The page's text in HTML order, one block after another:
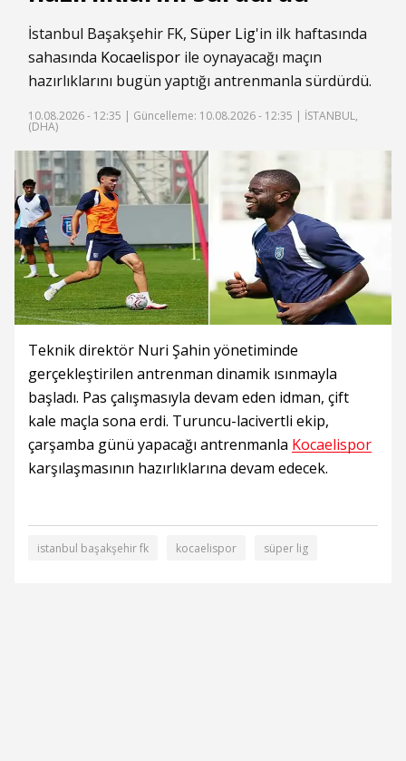
İstanbul Başakşehir FK, Süper Lig'in ilk haftasında
sahasında Kocaelispor ile oynayacağı maçın
hazırlıklarını bugün yaptığı antrenmanla sürdürdü.
10.08.2026 - 12:35 | Güncelleme: 10.08.2026 - 12:35 | İSTANBUL,
(DHA)
Teknik direktör Nuri Şahin yönetiminde
gerçekleştirilen antrenman dinamik ısınmayla
başladı. Pas çalışmasıyla devam eden idman, çift
kale maçla sona erdi. Turuncu-lacivertli ekip,
çarşamba günü yapacağı antrenmanla Kocaelispor
karşılaşmasının hazırlıklarına devam edecek.
istanbul başakşehir fk kocaelispor süper lig